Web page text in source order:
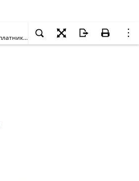
Чи повинен СГ, який здійснює реалізацію талонів, смарт-карт тощо на отримання пального в пунктах реалізації такого пального, що належать іншим СГ, реєструватись платником акцизного податку як особа, що реалізує пальне? [Діяло до 01.07.2019]